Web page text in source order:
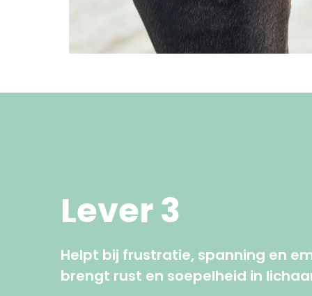
Lever 3
Helpt bij frustratie, spanning en
brengt rust en soepelheid in